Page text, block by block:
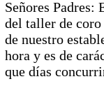
Señores
del taller de
de nuestro
hora y es de
que días